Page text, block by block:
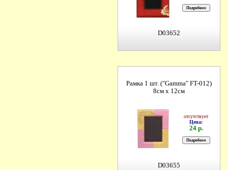
D03652
Рамка 1 шт. ("Gamma" FT-012)
8см х 12см
отсутствует
Цена:
24 р.
D03655